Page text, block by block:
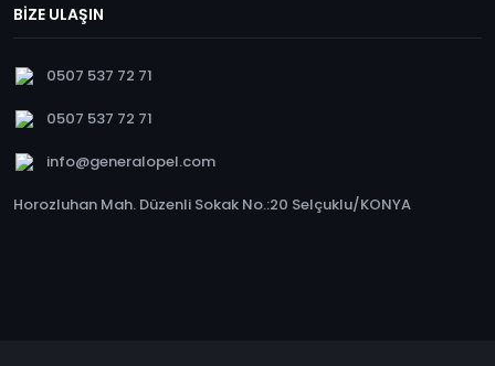
BİZE ULAŞIN
0507 537 72 71
0507 537 72 71
info@generalopel.com
Horozluhan Mah. Düzenli Sokak No.:20 Selçuklu/KONYA